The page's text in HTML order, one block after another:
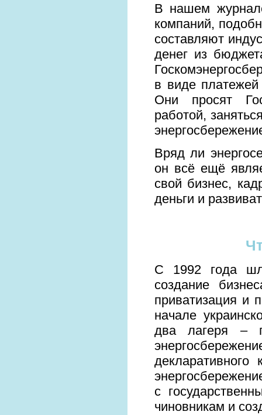
В нашем
компаний,
составляют
денег из
в виде
Они просят
работой,
Вряд ли
он всё ещё
свой бизнес,
деньги и
С 1992 года
создание
приватизация и
начале
два лагеря –
с
чиновникам и